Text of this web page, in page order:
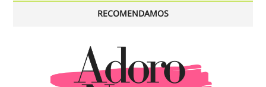
RECOMENDAMOS